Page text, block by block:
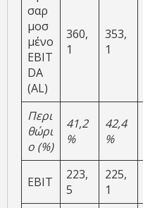
σαρ
μοσ
μένο
EBIT
DA
(AL)
360,
1
353,
1
Περι
θώρι
ο (%)
41,2
%
42,4
%
EBIT
223,
5
225,
1